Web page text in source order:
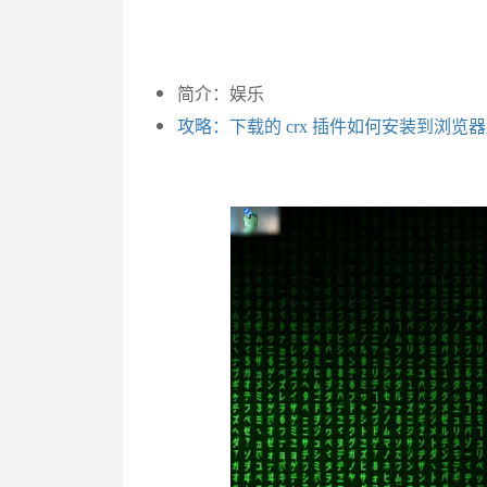
简介：娱乐
攻略：下载的 crx 插件如何安装到浏览